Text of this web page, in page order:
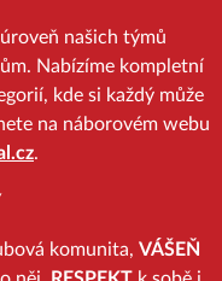
našich týmů
Nabízíme kompletní
kde si každý může
na náborovém webu
.
komunita, VÁŠEŇ